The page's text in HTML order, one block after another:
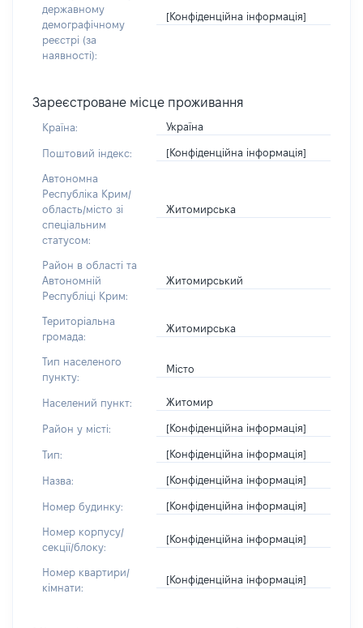
державному
демографічному
реєстрі (за
наявності):
[Конфіденційна інформація]
Зареєстроване місце проживання
Країна: Україна
Поштовий індекс: [Конфіденційна інформація]
Автономна
Республіка Крим/
область/місто зі
спеціальним
статусом:
Житомирська
Район в області та
Автономній
Республіці Крим:
Житомирський
Територіальна
громада:
Житомирська
Тип населеного
пункту:
Місто
Населений пункт: Житомир
Район у місті: [Конфіденційна інформація]
Тип: [Конфіденційна інформація]
Назва: [Конфіденційна інформація]
Номер будинку: [Конфіденційна інформація]
Номер корпусу/
секції/блоку:
[Конфіденційна інформація]
Номер квартири/
кімнати:
[Конфіденційна інформація]